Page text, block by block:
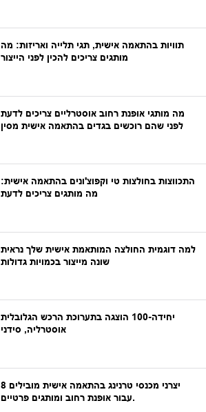
תוויות בהתאמה אישית, תגי תלייה ואריזות: מה
מותגים צריכים להכין לפני הייצור
מה מותגי אופנת רחוב אוסטרליים צריכים לדעת
לפני שהם רוכשים בגדים בהתאמה אישית מסין
התכווצות בחולצות טי וקפוצ'ונים בהתאמה אישית:
מה מותגים צריכים לדעת
למה דוגמית החולצה המותאמת אישית שלך נראית
שונה מייצור בכמויות גדולות
יחידה-100 הוצגה בתערוכת הרכש הגלובלית
אוסטרליה, סידני
8 יצרני מכנסי טרנינג בהתאמה אישית מובילים
עבור אופנת רחוב ומותגים פרטיים.